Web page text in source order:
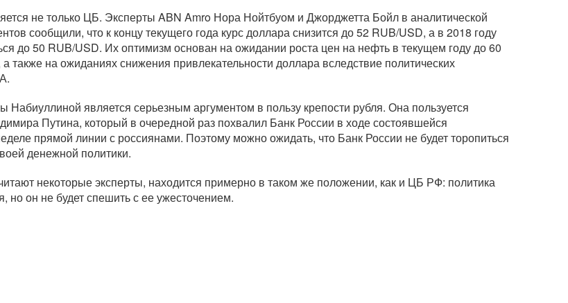
не только ЦБ. Эксперты ABN Amro Нора Нойтбуом и Джорджетта Бойл в аналитической
сообщили, что к концу текущего года курс доллара снизится до 52 RUB/USD, а в 2018 году
до 50 RUB/USD. Их оптимизм основан на ожидании роста цен на нефть в текущем году до 60
также на ожиданиях снижения привлекательности доллара вследствие политических
Набиуллиной является серьезным аргументом в пользу крепости рубля. Она пользуется
Путина, который в очередной раз похвалил Банк России в ходе состоявшейся
прямой линии с россиянами. Поэтому можно ожидать, что Банк России не будет торопиться
денежной политики.
некоторые эксперты, находится примерно в таком же положении, как и ЦБ РФ: политика
но он не будет спешить с ее ужесточением.